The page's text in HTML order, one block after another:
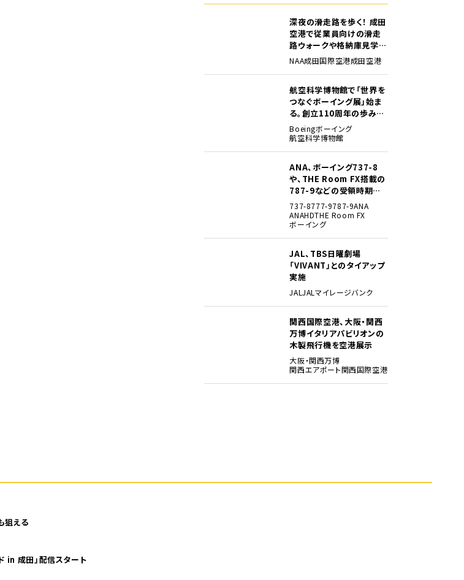
深夜の滑走路を歩く！ 成田
空港で従業員向けの滑走
路ウォークや格納庫見学イ
ベントを初開催
NAA成田国際空港成田空港
航空科学博物館で「世界を
つなぐボーイング展」始ま
る。創立110周年の歩みを
貴重な資料でたどる
Boeingボーイング
航空科学博物館
ANA、ボーイング737-8
や、THE Room FX搭載の
787-9などの受領時期見
込みを明らかに
737-8777-9787-9ANA
ANAHDTHE Room FX
ボーイング
JAL、TBS日曜劇場
「VIVANT」とのタイアップ
実施
JALJALマイレージバンク
関西国際空港、大阪・関西
万博イタリアパビリオンの
木製飛行機を空港展示
大阪・関西万博
関西エアポート関西国際空港
狙える
in 成田」配信スタート